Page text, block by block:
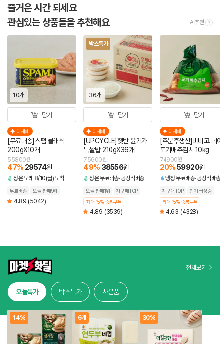
즐거운 시간 되세요
관심있는 상품들을 추천해요
Ai추천
10개
담기
더세페
[무료배송]스팸 클래식
200gX10개
47% 29574원
55800원
상온 모레 8/10(월) 도착
무료배송 오늘 판매9위
4.89 (5042)
박스특가
36개
담기
더세페
[UPCYCLE]햇반 윤기가
득쌀밥 210gX36개
49% 38556원
75600원
상온무료배송 공장직배송
오늘 판매1위
재구매TOP
최대 15% 중복쿠폰
4.89 (3539)
담기
더세페
[주문후생산]비비고 베
포기배추김치 10kg
20%59920원
74900원
냉장무료배송 공장직배송
재구매TOP
인기 급상승
최대 15% 중복쿠폰
4.63 (4328)
전체보기
오늘특가 박스특가 사은품
14% 6개 30%